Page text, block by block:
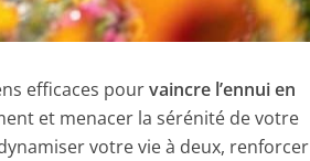
efficaces pourvaincre l’ennui en
et menacer la sérénité de votre
votre vie à deux, renforcer